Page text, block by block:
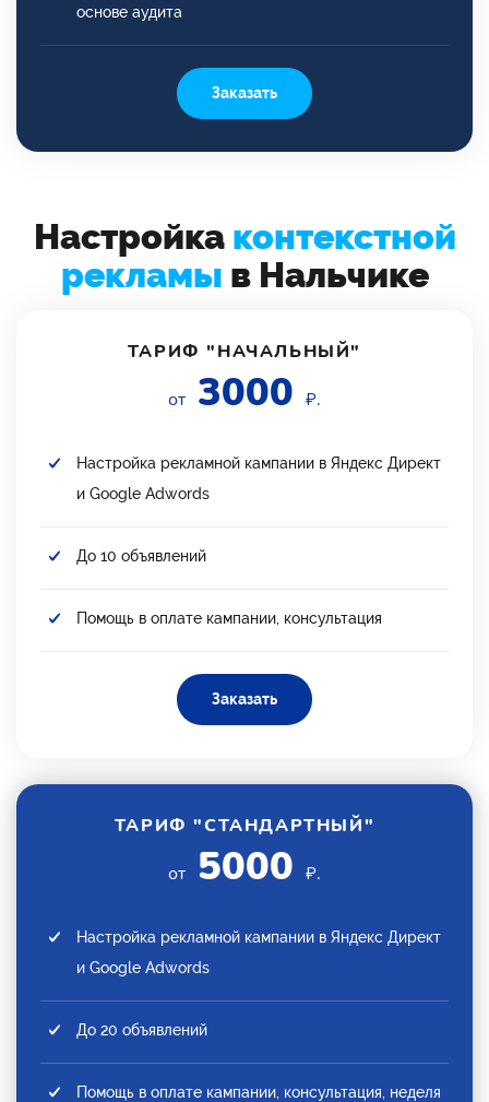
основе аудита
Заказать
Настройка контекстной
рекламы в Нальчике
ТАРИФ "НАЧАЛЬНЫЙ"
от 3000 ₽.
Настройка рекламной кампании в Яндекс Директ
и Google Adwords
До 10 объявлений
Помощь в оплате кампании, консультация
Заказать
ТАРИФ "СТАНДАРТНЫЙ"
от 5000 ₽.
Настройка рекламной кампании в Яндекс Директ
и Google Adwords
До 20 объявлений
Помощь в оплате кампании, консультация, неделя